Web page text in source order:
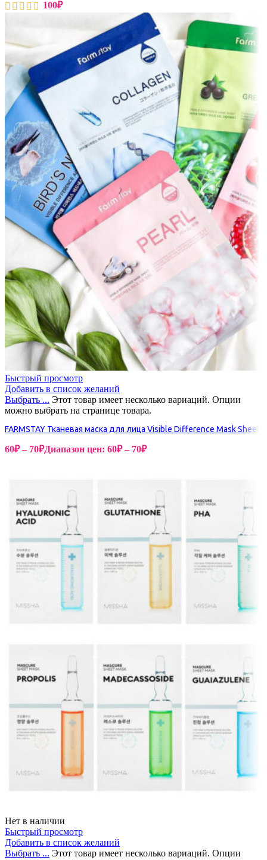
100₽
Быстрый просмотр
Добавить в список желаний
Выбрать ... Этот товар имеет несколько вариаций. Опции
можно выбрать на странице товара.
FARMSTAY Тканевая маска для лица Visible Difference Mask Sheet
60₽ – 70₽Диапазон цен: 60₽ – 70₽
Нет в наличии
Быстрый просмотр
Добавить в список желаний
Выбрать ... Этот товар имеет несколько вариаций. Опции